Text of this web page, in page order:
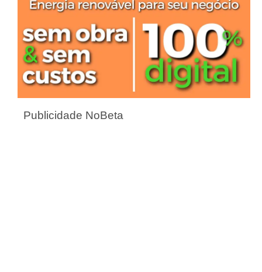
Publicidade NoBeta